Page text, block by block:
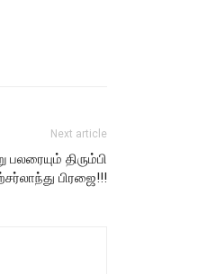
Next article
திரும்பி
பிரஜை!!!